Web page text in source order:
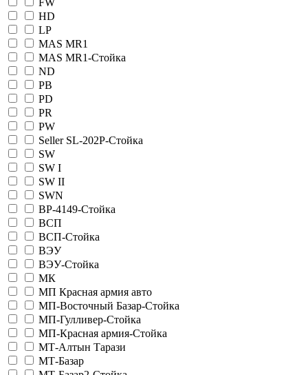
HD
LP
MAS MR1
MAS MR1-Стойка
ND
PB
PD
PR
PW
Seller SL-202P-Стойка
SW
SW I
SW II
SWN
ВР-4149-Стойка
ВСП
ВСП-Стойка
ВЭУ
ВЭУ-Стойка
МК
МП Красная армия авто
МП-Восточный Базар-Стойка
МП-Гулливер-Стойка
МП-Красная армия-Стойка
МТ-Алтын Тарази
МТ-Базар